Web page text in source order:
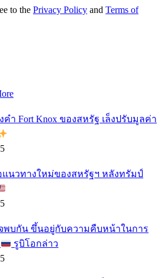
to the Privacy Policy and Terms of
คำ Fort Knox ของสหรัฐ เล็งปรับมูลค่า
นวทางใหม่ของสหรัฐฯ หลังทรัมป์
พบกัน ขึ้นอยู่กับความคืบหน้าในการ
รูบิโอกล่าว